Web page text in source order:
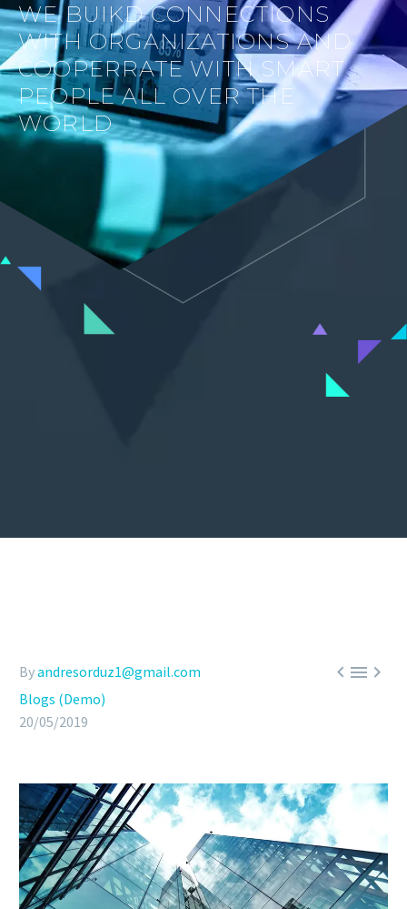
WE BUIKD CONNECTIONS
WITH ORGANIZATIONS AND
COOPERRATE WITH SMART
PEOPLE ALL OVER THE
WORLD

Byandresorduz1@gmail.com
Blogs (Demo)
20/05/2019